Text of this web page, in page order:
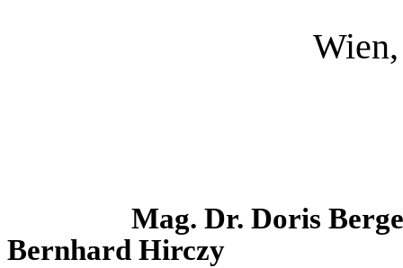
Mag. Dr. Doris
Bernhard Hirczy